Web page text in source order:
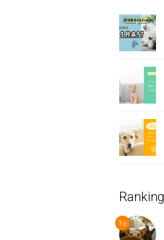
Ranking